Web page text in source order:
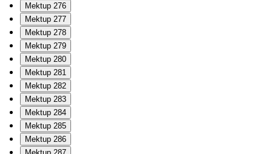
Mektup 276
Mektup 277
Mektup 278
Mektup 279
Mektup 280
Mektup 281
Mektup 282
Mektup 283
Mektup 284
Mektup 285
Mektup 286